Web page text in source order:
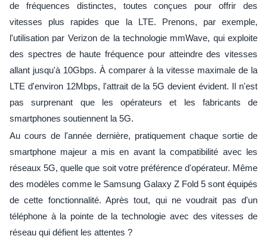
de fréquences distinctes, toutes conçues pour offrir des
vitesses plus rapides que la LTE. Prenons, par exemple,
l'utilisation par Verizon de la technologie mmWave, qui exploite
des spectres de haute fréquence pour atteindre des vitesses
allant jusqu'à 10Gbps. À comparer à la vitesse maximale de la
LTE d'environ 12Mbps, l'attrait de la 5G devient évident. Il n'est
pas surprenant que les opérateurs et les fabricants de
smartphones soutiennent la 5G.
Au cours de l'année dernière, pratiquement chaque sortie de
smartphone majeur a mis en avant la compatibilité avec les
réseaux 5G, quelle que soit votre préférence d'opérateur. Même
des modèles comme le Samsung Galaxy Z Fold 5 sont équipés
de cette fonctionnalité. Après tout, qui ne voudrait pas d'un
téléphone à la pointe de la technologie avec des vitesses de
réseau qui défient les attentes ?